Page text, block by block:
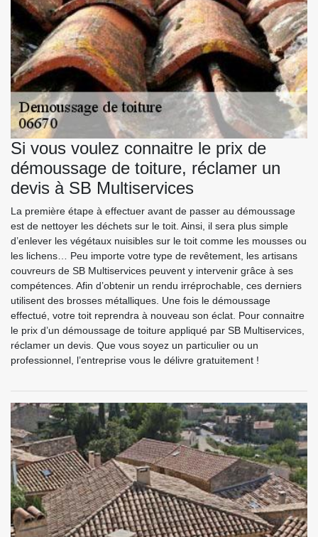
Si vous voulez connaitre le prix de
démoussage de toiture, réclamer un
devis à SB Multiservices
La première étape à effectuer avant de passer au démoussage
est de nettoyer les déchets sur le toit. Ainsi, il sera plus simple
d’enlever les végétaux nuisibles sur le toit comme les mousses ou
les lichens… Peu importe votre type de revêtement, les artisans
couvreurs de SB Multiservices peuvent y intervenir grâce à ses
compétences. Afin d’obtenir un rendu irréprochable, ces derniers
utilisent des brosses métalliques. Une fois le démoussage
effectué, votre toit reprendra à nouveau son éclat. Pour connaitre
le prix d’un démoussage de toiture appliqué par SB Multiservices,
réclamer un devis. Que vous soyez un particulier ou un
professionnel, l’entreprise vous le délivre gratuitement !